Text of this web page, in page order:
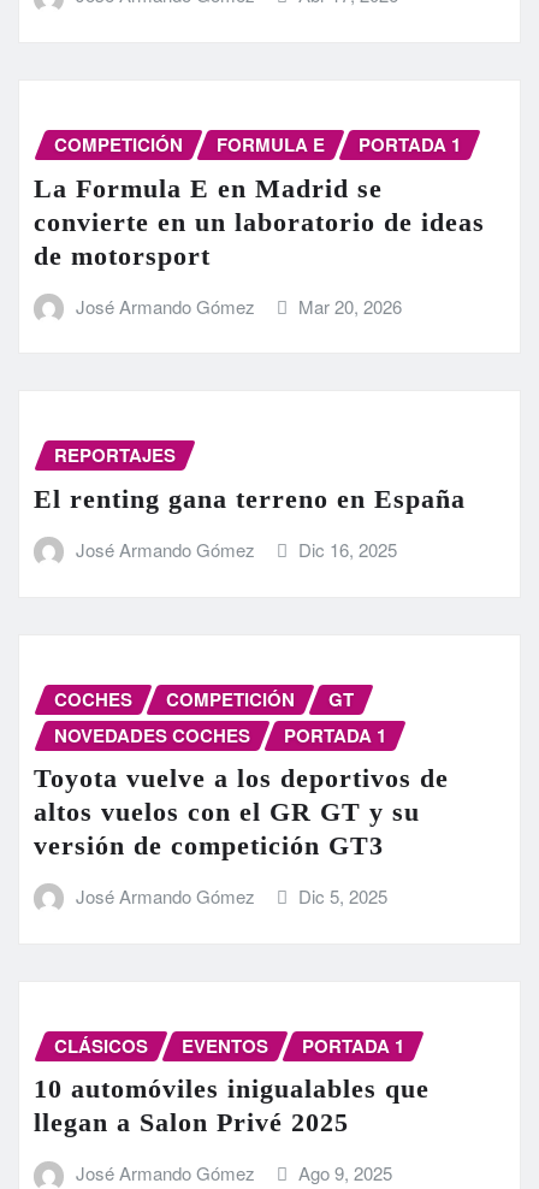
COMPETICIÓN FORMULA E PORTADA 1
La Formula E en Madrid se
convierte en un laboratorio de ideas
de motorsport
José Armando Gómez Mar 20, 2026
REPORTAJES
El renting gana terreno en España
José Armando Gómez Dic 16, 2025
COCHES COMPETICIÓN
GT
NOVEDADES COCHES
PORTADA 1
Toyota vuelve a los deportivos de
altos vuelos con el GR GT y su
versión de competición GT3
José Armando Gómez Dic 5, 2025
CLÁSICOS EVENTOS PORTADA 1
10 automóviles inigualables que
llegan a Salon Privé 2025
José Armando Gómez Ago 9, 2025